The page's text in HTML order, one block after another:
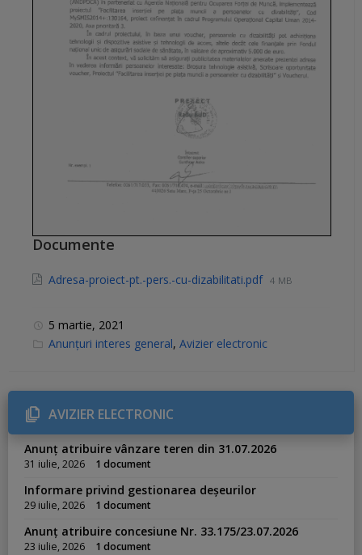
Documente
Adresa-proiect-pt.-pers.-cu-dizabilitati.pdf 4 MB
5 martie, 2021
C
g
r
i
e
s
Anunțuri interes general, Avizier electronic
AVIZIER ELECTRONIC
Anunț atribuire vânzare teren din 31.07.2026
31 iulie, 2026 1 document
Informare privind gestionarea deșeurilor
29 iulie, 2026 1 document
Anunț atribuire concesiune Nr. 33.175/23.07.2026
23 iulie, 2026 1 document